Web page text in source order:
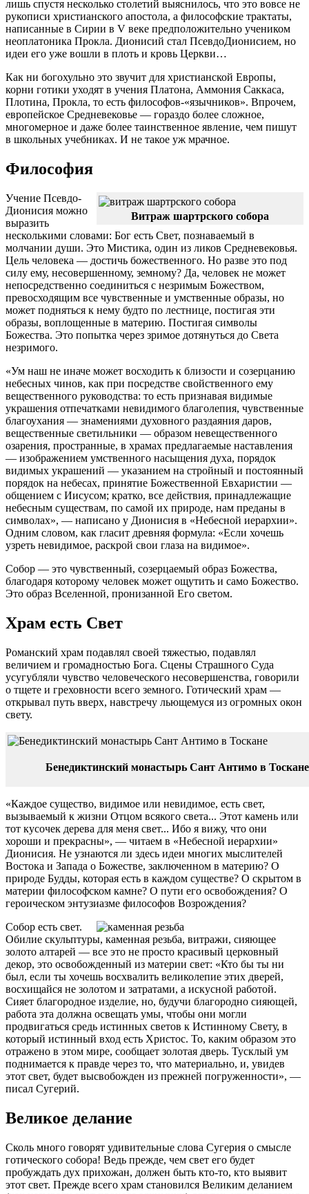
лишь спустя несколько столетий выяснилось, что это вовсе не
рукописи христианского апостола, а философские трактаты,
написанные в Сирии в V веке предположительно учеником
неоплатоника Прокла. Дионисий стал ПсевдоДионисием, но
идеи его уже вошли в плоть и кровь Церкви…
Как ни богохульно это звучит для христианской Европы,
корни готики уходят в учения Платона, Аммония Саккаса,
Плотина, Прокла, то есть философов-«язычников». Впрочем,
европейское Средневековье — гораздо более сложное,
многомерное и даже более таинственное явление, чем пишут
в школьных учебниках. И не такое уж мрачное.
Философия
Витраж шартрского собора
Учение Псевдо-
Дионисия можно
выразить
несколькими словами: Бог есть Свет, познаваемый в
молчании души. Это Мистика, один из ликов Средневековья.
Цель человека — достичь божественного. Но разве это под
силу ему, несовершенному, земному? Да, человек не может
непосредственно соединиться с незримым Божеством,
превосходящим все чувственные и умственные образы, но
может подняться к нему будто по лестнице, постигая эти
образы, воплощенные в материю. Постигая символы
Божества. Это попытка через зримое дотянуться до Света
незримого.
«Ум наш не иначе может восходить к близости и созерцанию
небесных чинов, как при посредстве свойственного ему
вещественного руководства: то есть признавая видимые
украшения отпечатками невидимого благолепия, чувственные
благоухания — знамениями духовного раздаяния даров,
вещественные светильники — образом невещественного
озарения, пространные, в храмах предлагаемые наставления
— изображением умственного насыщения духа, порядок
видимых украшений — указанием на стройный и постоянный
порядок на небесах, принятие Божественной Евхаристии —
общением с Иисусом; кратко, все действия, принадлежащие
небесным существам, по самой их природе, нам преданы в
символах», — написано у Дионисия в «Небесной иерархии».
Одним словом, как гласит древняя формула: «Если хочешь
узреть невидимое, раскрой свои глаза на видимое».
Собор — это чувственный, созерцаемый образ Божества,
благодаря которому человек может ощутить и само Божество.
Это образ Вселенной, пронизанной Его светом.
Храм есть Свет
Романский храм подавлял своей тяжестью, подавлял
величием и громадностью Бога. Сцены Страшного Суда
усугубляли чувство человеческого несовершенства, говорили
о тщете и греховности всего земного. Готический храм —
открывал путь вверх, навстречу льющемуся из огромных окон
свету.
Бенедиктинский монастырь Сант Антимо в
«Каждое существо, видимое или невидимое, есть свет,
вызываемый к жизни Отцом всякого света... Этот камень или
тот кусочек дерева для меня свет... Ибо я вижу, что они
хороши и прекрасны», — читаем в «Небесной иерархии»
Дионисия. Не узнаются ли здесь идеи многих мыслителей
Востока и Запада о Божестве, заключенном в материю? О
природе Будды, которая есть в каждом существе? О скрытом в
материи философском камне? О пути его освобождения? О
героическом энтузиазме философов Возрождения?
Собор есть свет.
Обилие скульптуры, каменная резьба, витражи, сияющее
золото алтарей — все это не просто красивый церковный
декор, это освобожденный из материи свет: «Кто бы ты ни
был, если ты хочешь восхвалить великолепие этих дверей,
восхищайся не золотом и затратами, а искусной работой.
Сияет благородное изделие, но, будучи благородно сияющей,
работа эта должна освещать умы, чтобы они могли
продвигаться средь истинных светов к Истинному Свету, в
который истинный вход есть Христос. То, каким образом это
отражено в этом мире, сообщает золотая дверь. Тусклый ум
поднимается к правде через то, что материально, и, увидев
этот свет, будет высвобожден из прежней погруженности», —
писал Сугерий.
Великое делание
Сколь много говорят удивительные слова Сугерия о смысле
готического собора! Ведь прежде, чем свет его будет
пробуждать дух прихожан, должен быть кто-то, кто выявит
этот свет. Прежде всего храм становился Великим деланием